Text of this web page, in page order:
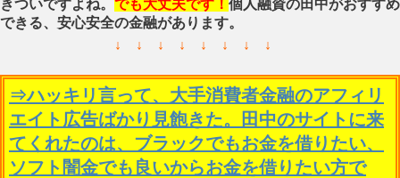
きついですよね。 でも大丈夫です！ 個人融資の田中がおすすめ
できる、安心安全の金融があります。
↓ ↓ ↓ ↓ ↓ ↓ ↓ ↓
⇒ハッキリ言って、大手消費者金融のアフィリ
エイト広告ばかり見飽きた。田中のサイトに来
てくれたのは、ブラックでもお金を借りたい、
ソフト闇金でも良いからお金を借りたい方で